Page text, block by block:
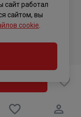
сайт работал
сайтом, вы
cookie